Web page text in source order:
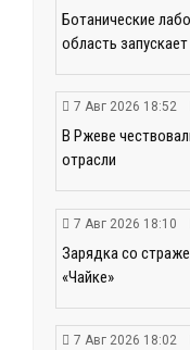
Ботанические
область
7 Авг 2026 18:52
В Ржеве
отрасли
7 Авг 2026 18:10
Зарядка со
«Чайке»
7 Авг 2026 18:02